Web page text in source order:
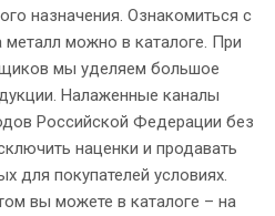
назначения. Ознакомиться с
можно в каталоге. При
мы уделяем большое
Налаженные каналы
Российской Федерации без
наценки и продавать
для покупателей условиях.
вы можете в каталоге – на